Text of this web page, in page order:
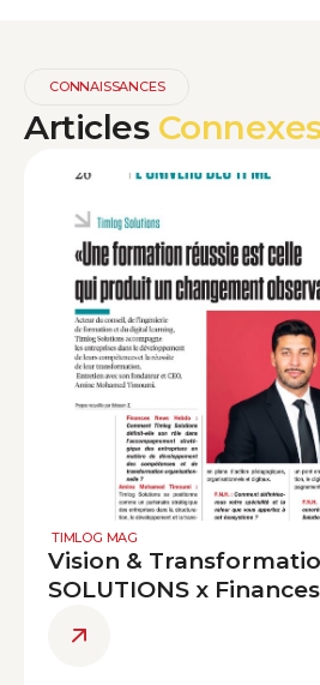
CONNAISSANCES
Articles
TIMLOG MAG
Vision &
SOLUTIONS x